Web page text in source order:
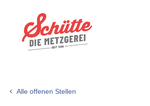
Alle offenen Stellen